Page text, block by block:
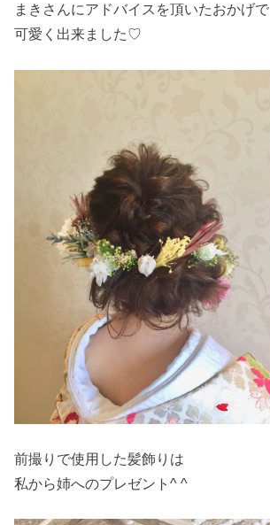
まきさんにアドバイスを頂いたおかげで
可愛く出来ました♡
前撮りで使用した髪飾りは
私から姉へのプレゼント^ ^